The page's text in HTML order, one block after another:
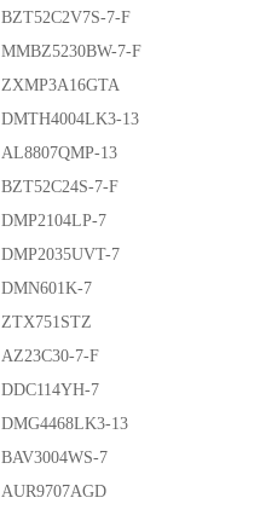
BZT52C2V7S-7-F
MMBZ5230BW-7-F
ZXMP3A16GTA
DMTH4004LK3-13
AL8807QMP-13
BZT52C24S-7-F
DMP2104LP-7
DMP2035UVT-7
DMN601K-7
ZTX751STZ
AZ23C30-7-F
DDC114YH-7
DMG4468LK3-13
BAV3004WS-7
AUR9707AGD